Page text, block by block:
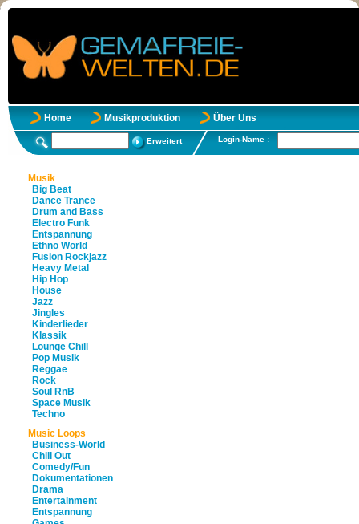
Home Musikproduktion Über Uns
Erweitert Login-Name :
Musik
Big Beat
Dance Trance
Drum and Bass
Electro Funk
Entspannung
Ethno World
Fusion Rockjazz
Heavy Metal
Hip Hop
House
Jazz
Jingles
Kinderlieder
Klassik
Lounge Chill
Pop Musik
Reggae
Rock
Soul RnB
Space Musik
Techno
Music Loops
Business-World
Chill Out
Comedy/Fun
Dokumentationen
Drama
Entertainment
Entspannung